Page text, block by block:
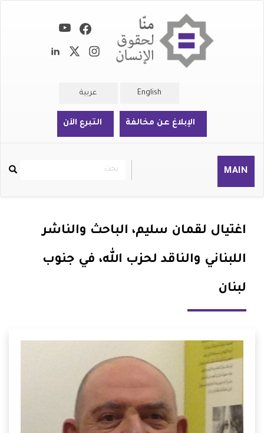
English عربية
الإبلاغ عن مخالفة التبرع الآن
MAIN
Rechercher
بحث
اغتيال لقمان سليم، الباحث والناشر
اللبناني والناقد لحزب الله، في جنوب
لبنان